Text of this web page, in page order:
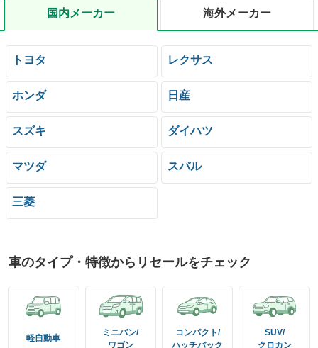
国内メーカー 海外メーカー
トヨタ レクサス
ホンダ 日産
スズキ ダイハツ
マツダ スバル
三菱
車のタイプ・特徴からリセールをチェック
軽自動車
ミニバン/
ワゴン
コンパクト/
ハッチバック
SUV/
クロカン